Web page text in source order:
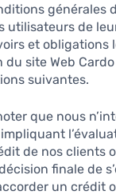
générales
utilisateurs de
et obligations
site Web
suivantes.
que nous
de nos clients
finale de
un crédit